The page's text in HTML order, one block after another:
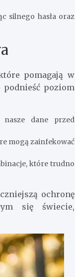
silnego hasła oraz
pomagają w
podnieść poziom
dane przed
mogą zainfekować
które trudno
ochronę
się świecie,